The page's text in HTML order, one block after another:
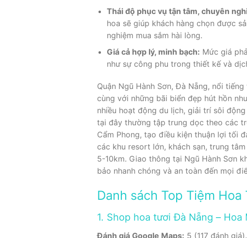
Thái độ phục vụ tận tâm, chuyên
hoa sẽ giúp khách hàng chọn được
nghiệm mua sắm hài lòng.
Giá cả hợp lý, minh bạch: Mức giá
như sự công phu trong thiết kế và
Quận Ngũ Hành Sơn, Đà Nẵng, nổi
cùng với những bãi biển đẹp hút hồn
nhiều hoạt động du lịch, giải trí sôi
tại đây thường tập trung dọc theo các
Cẩm Phong, tạo điều kiện thuận lợi tối
các khu resort lớn, khách sạn, trung
5-10km. Giao thông tại Ngũ Hành Sơn
bảo nhanh chóng và an toàn đến mọi
Danh sách Top Tiệm
1. Shop hoa tươi Đà Nẵng – Hoa
Đánh giá Google Maps: 5 (117 đánh giá).